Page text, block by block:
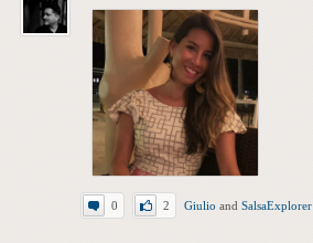
0 2 Giulio and SalsaExplorer